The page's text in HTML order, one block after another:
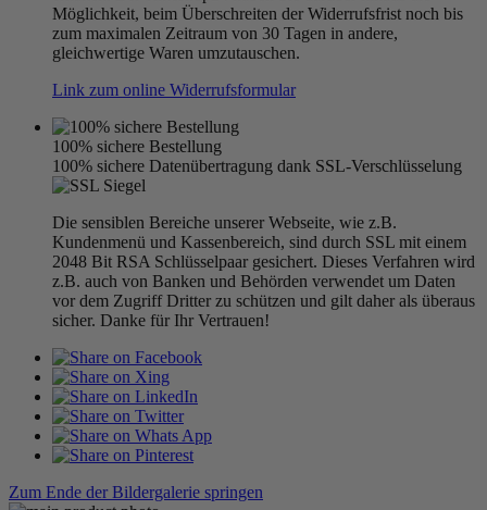
Möglichkeit, beim Überschreiten der Widerrufsfrist noch bis
zum maximalen Zeitraum von 30 Tagen in andere,
gleichwertige Waren umzutauschen.
Link zum online Widerrufsformular
100% sichere Bestellung
100% sichere Datenübertragung dank SSL-Verschlüsselung
Die sensiblen Bereiche unserer Webseite, wie z.B.
Kundenmenü und Kassenbereich, sind durch SSL mit einem
2048 Bit RSA Schlüsselpaar gesichert. Dieses Verfahren wird
z.B. auch von Banken und Behörden verwendet um Daten
vor dem Zugriff Dritter zu schützen und gilt daher als überaus
sicher. Danke für Ihr Vertrauen!
Zum Ende der Bildergalerie springen